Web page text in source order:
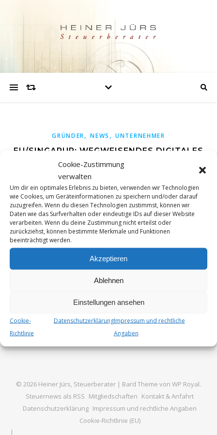
Cookie-Zustimmung
verwalten
Um dir ein optimales Erlebnis zu bieten, verwenden wir Technologien
wie Cookies, um Geräteinformationen zu speichern und/oder darauf
zuzugreifen. Wenn du diesen Technologien zustimmst, können wir
Daten wie das Surfverhalten oder eindeutige IDs auf dieser Website
verarbeiten. Wenn du deine Zustimmung nicht erteilst oder
zurückziehst, können bestimmte Merkmale und Funktionen
beeinträchtigt werden.
Akzeptieren
Ablehnen
Einstellungen ansehen
Cookie-
Richtlinie
DatenschutzerklärungImpressum und rechtliche
Angaben
GRÜNDER,NEWS , UNTERNEHMER
EU/SINGAPUR: WEGWEISENDES DIGITALES
HANDELSABKOMMEN
Die EU und Singapur haben heute die Verhandlungen über
ein Abkommen über den digitalen Handel abgeschlossen.
Es ist das erste EU-Abkommen seiner Art und spiegelt das
Bestreben der EU wider, bei den Regeln für den digitalen
Handel und grenzüber­schrei­tenden Datenverkehr…
VonSteuer_Admin 5. August 2024
© 2026 Heiner Jürs, Steuerberater | Bard Theme von WP Royal.
Steuernews als RSS Mitgliedschaften Kontakt & Anfahrt
Datenschutzerklärung Impressum und rechtliche Angaben
Cookie-Richtlinie (EU)